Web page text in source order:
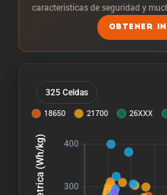
caracteristicas de seguridad y
OBTENER
325 Celdas